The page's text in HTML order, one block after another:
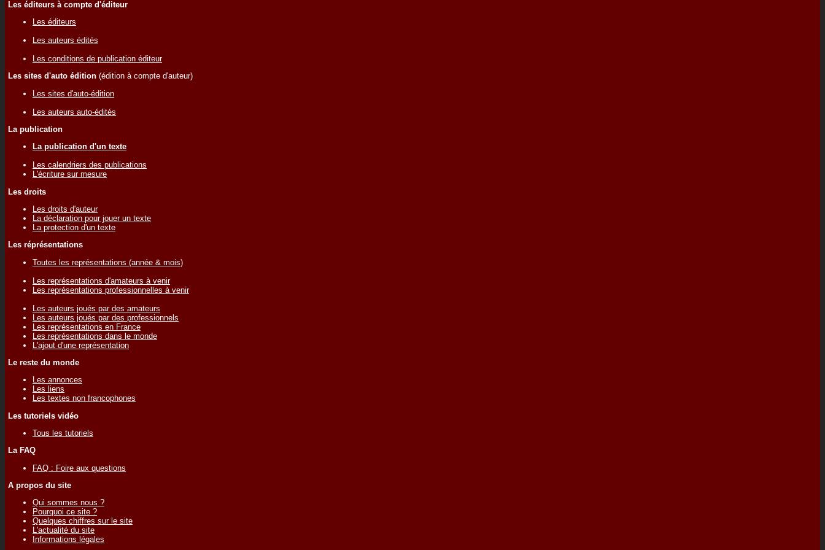
Les éditeurs à compte d'éditeur
Les éditeurs
Les auteurs édités
Les conditions de publication éditeur
Les sites d'auto édition (édition à compte d'auteur)
Les sites d'auto-édition
Les auteurs auto-édités
La publication
La publication d'un texte
Les calendriers des publications
L'écriture sur mesure
Les droits
Les droits d'auteur
La déclaration pour jouer un texte
La protection d'un texte
Les réprésentations
Toutes les représentations (année & mois)
Les représentations d'amateurs à venir
Les représentations professionnelles à venir
Les auteurs joués par des amateurs
Les auteurs joués par des professionnels
Les représentations en France
Les représentations dans le monde
L'ajout d'une représentation
Le reste du monde
Les annonces
Les liens
Les textes non francophones
Les tutoriels vidéo
Tous les tutoriels
La FAQ
FAQ : Foire aux questions
A propos du site
Qui sommes nous ?
Pourquoi ce site ?
Quelques chiffres sur le site
L'actualité du site
Informations légales